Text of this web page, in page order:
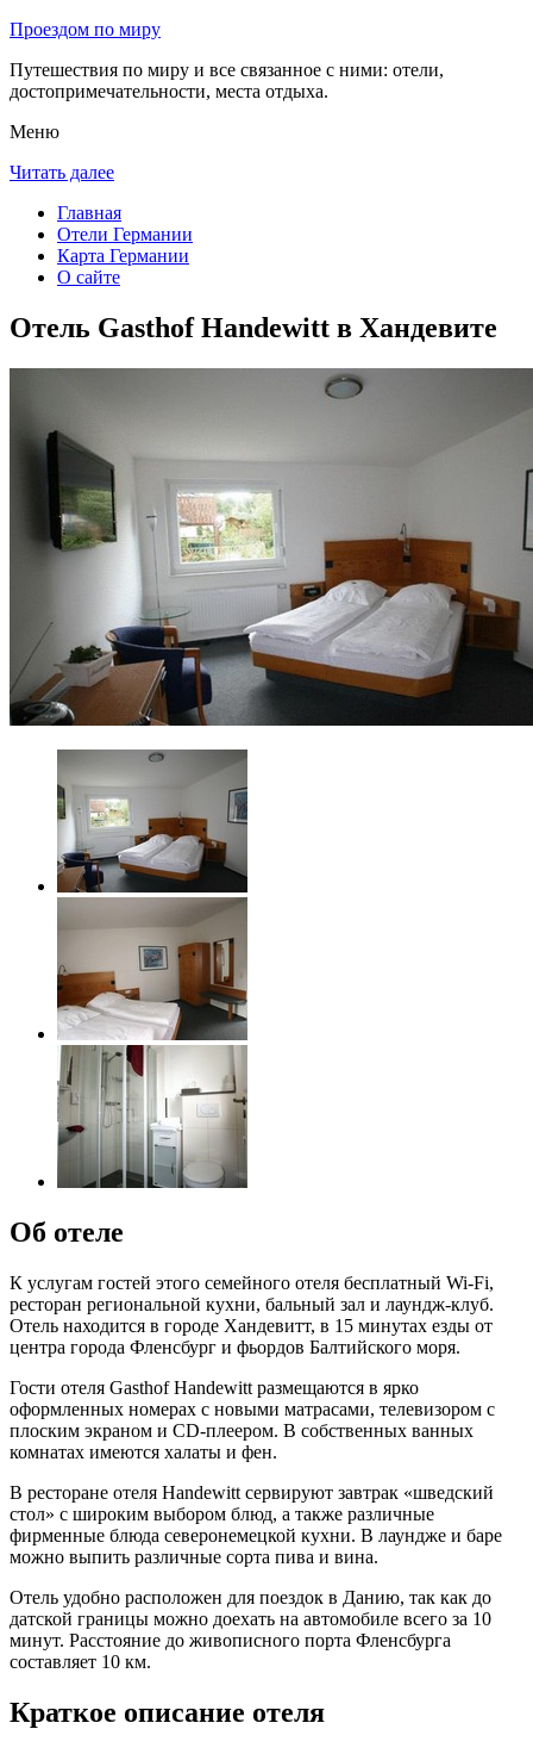
Проездом по миру
Путешествия по миру и все связанное с ними: отели,
достопримечательности, места отдыха.
Меню
Читать далее
Главная
Отели Германии
Карта Германии
О сайте
Отель Gasthof Handewitt в Хандевите
Об отеле
К услугам гостей этого семейного отеля бесплатный Wi-Fi,
ресторан региональной кухни, бальный зал и лаундж-клуб.
Отель находится в городе Хандевитт, в 15 минутах езды от
центра города Фленсбург и фьордов Балтийского моря.
Гости отеля Gasthof Handewitt размещаются в ярко
оформленных номерах с новыми матрасами, телевизором с
плоским экраном и CD-плеером. В собственных ванных
комнатах имеются халаты и фен.
В ресторане отеля Handewitt сервируют завтрак «шведский
стол» с широким выбором блюд, а также различные
фирменные блюда северонемецкой кухни. В лаундже и баре
можно выпить различные сорта пива и вина.
Отель удобно расположен для поездок в Данию, так как до
датской границы можно доехать на автомобиле всего за 10
минут. Расстояние до живописного порта Фленсбурга
составляет 10 км.
Краткое описание отеля